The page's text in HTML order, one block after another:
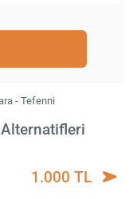
- Tefenni
1.000 TL